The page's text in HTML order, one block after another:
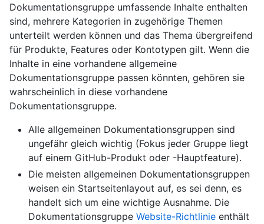
Dokumentationsgruppe umfassende Inhalte enthalten
sind, mehrere Kategorien in zugehörige Themen
unterteilt werden können und das Thema übergreifend
für Produkte, Features oder Kontotypen gilt. Wenn die
Inhalte in eine vorhandene allgemeine
Dokumentationsgruppe passen könnten, gehören sie
wahrscheinlich in diese vorhandene
Dokumentationsgruppe.
Alle allgemeinen Dokumentationsgruppen sind
ungefähr gleich wichtig (Fokus jeder Gruppe liegt
auf einem GitHub-Produkt oder -Hauptfeature).
Die meisten allgemeinen Dokumentationsgruppen
weisen ein Startseitenlayout auf, es sei denn, es
handelt sich um eine wichtige Ausnahme. Die
Dokumentationsgruppe Website-Richtlinie enthält